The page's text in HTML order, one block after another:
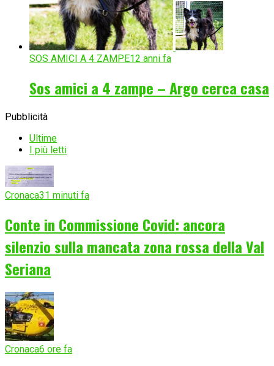
SOS AMICI A 4 ZAMPE12 anni fa
Sos amici a 4 zampe – Argo cerca casa
Pubblicità
Ultime
I più letti
Cronaca31 minuti fa
Conte in Commissione Covid: ancora
silenzio sulla mancata zona rossa della Val
Seriana
Cronaca6 ore fa